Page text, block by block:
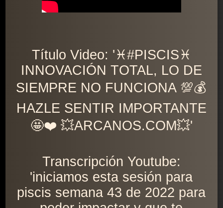
Título Video: '♓️#PISCIS♓️
INNOVACIÓN TOTAL, LO DE
SIEMPRE NO FUNCIONA 💯💰
HAZLE SENTIR IMPORTANTE
🤩❤️ 💥ARCANOS.COM💥'
Transcripción Youtube:
'iniciamos esta sesión para
piscis semana 43 de 2022 para